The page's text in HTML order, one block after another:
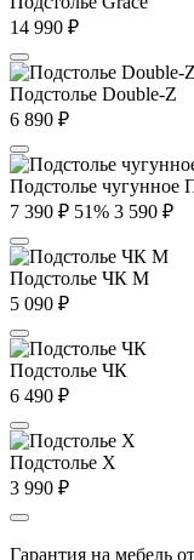
14 990 ₽
Подстолье Double-Z
6 890 ₽
Подстолье чугунное
7 390 ₽ 51% 3 590 ₽
Подстолье ЧК М
5 090 ₽
Подстолье ЧК
6 490 ₽
Подстолье X
3 990 ₽
Гарантия на мебель